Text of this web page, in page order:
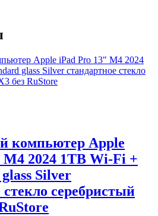
компьютер Apple
M4 2024 1TB Wi-Fi +
Silver
стекло серебристый